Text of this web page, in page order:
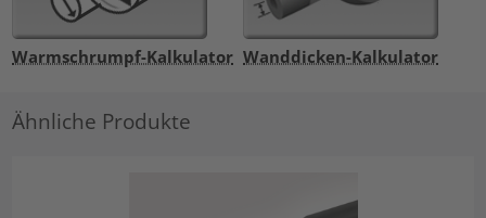
Warmschrumpf-Kalkulator Wanddicken-Kalkulator
Ähnliche Produkte